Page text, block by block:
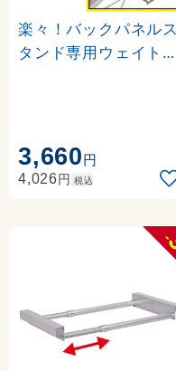
楽々！バックパネルス
タンド専用ウェイト台(
3,660円
4,026円 税込
-